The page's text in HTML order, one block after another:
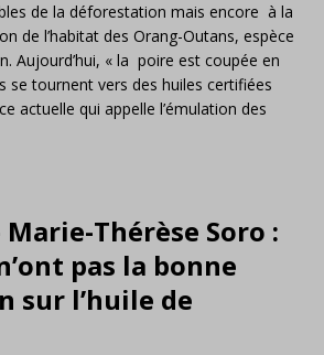
de la déforestation mais encore à la
de l’habitat des Orang-Outans, espèce
Aujourd’hui, « la poire est coupée en
se tournent vers des huiles certifiées
actuelle qui appelle l’émulation des
Thérèse Soro :
pas la bonne
sur l’huile de